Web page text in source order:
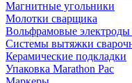
Магнитные угольники
Молотки сварщика
Вольфрамовые
Системы вытяжки
Керамические подкладки
Упаковка Marathon Pac